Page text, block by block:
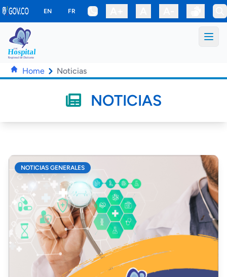
Saltar al contenido principal
EN FR
Home Noticias
NOTICIAS
NOTICIAS GENERALES